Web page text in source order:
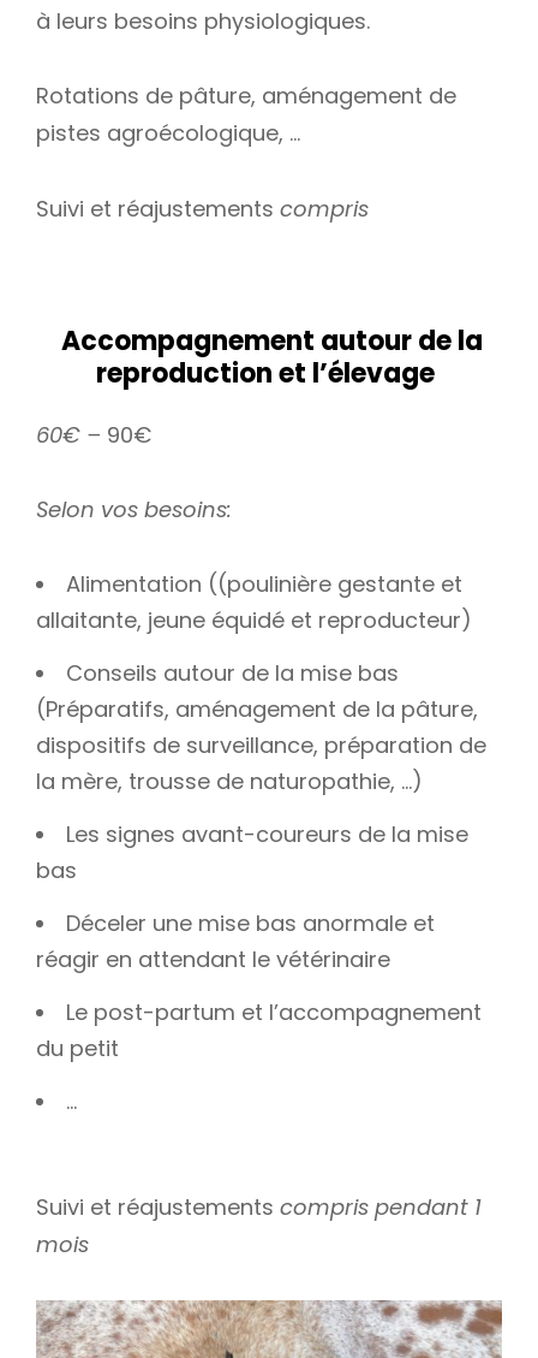
à leurs besoins physiologiques.
Rotations de pâture, aménagement de
pistes agroécologique, …
Suivi et réajustements compris
Accompagnement autour de la
reproduction et l’élevage
60€ – 90€
Selon vos besoins:
Alimentation ((poulinière gestante et
allaitante, jeune équidé et reproducteur)
Conseils autour de la mise bas
(Préparatifs, aménagement de la pâture,
dispositifs de surveillance, préparation de
la mère, trousse de naturopathie, …)
Les signes avant-coureurs de la mise
bas
Déceler une mise bas anormale et
réagir en attendant le vétérinaire
Le post-partum et l’accompagnement
du petit
…
Suivi et réajustements compris pendant 1
mois